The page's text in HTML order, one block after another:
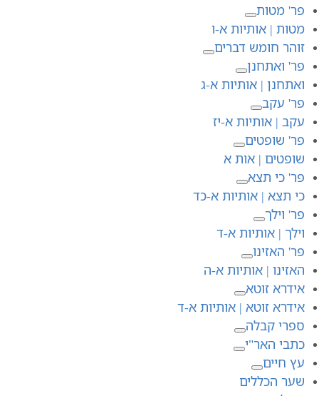
פר' מטות
מטות | אותיות א-ו
זוהר חומש דברים
פר' ואתחנן
ואתחנן | אותיות א-ג
פר' עקב
עקב | אותיות א-יז
פר' שופטים
שופטים | אות א
פר' כי תצא
כי תצא | אותיות א-כד
פר' וילך
וילך | אותיות א-ד
פר' האזינו
האזינו | אותיות א-ה
אידרא זוטא
אידרא זוטא | אותיות א-ד
ספרי קבלה
כתבי האר"י
עץ חיים
שער הכללים